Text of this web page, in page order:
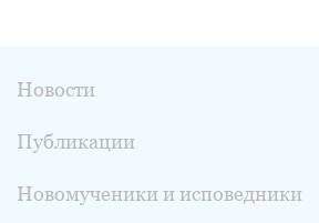
Новости
Публикации
Новомученики и исповедники